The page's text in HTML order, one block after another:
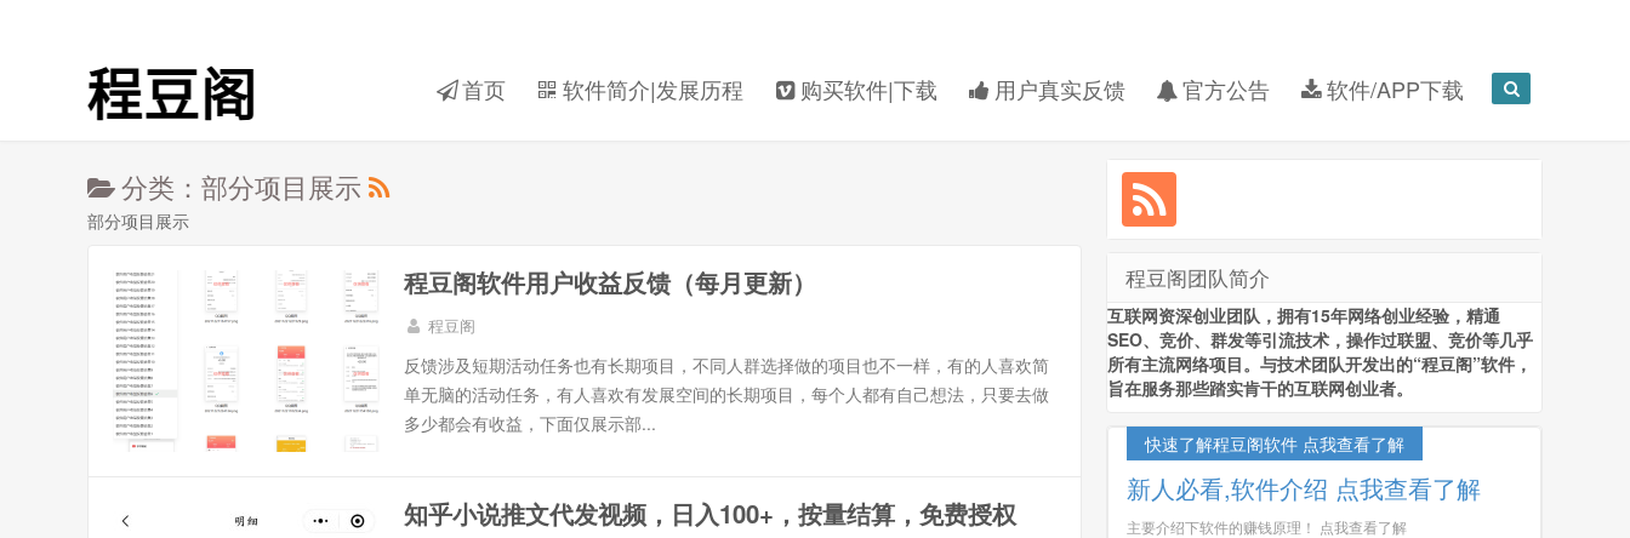
首页 软件简介|发展历程 购买软件|下载 用户真实反馈 官方公告 软件/APP下载
分类：部分项目展示
部分项目展示
程豆阁软件用户收益反馈（每月更新）
程豆阁
反馈涉及短期活动任务也有长期项目，不同人群选择做的项目也不一样，有的人喜欢简
单无脑的活动任务，有人喜欢有发展空间的长期项目，每个人都有自己想法，只要去做
多少都会有收益，下面仅展示部...
知乎小说推文代发视频，日入100+，按量结算，免费授权
程豆阁团队简介
互联网资深创业团队，拥有15年网络创业经验，精通
SEO、竞价、群发等引流技术，操作过联盟、竞价等几乎
所有主流网络项目。与技术团队开发出的“程豆阁”软件，
旨在服务那些踏实肯干的互联网创业者。
快速了解程豆阁软件 点我查看了解
新人必看,软件介绍 点我查看了解
主要介绍下软件的赚钱原理！ 点我查看了解